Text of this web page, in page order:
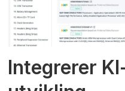
Integrerer